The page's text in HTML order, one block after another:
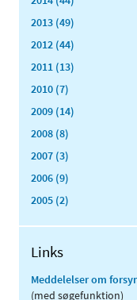
2013 (49)
2012 (44)
2011 (13)
2010 (7)
2009 (14)
2008 (8)
2007 (3)
2006 (9)
2005 (2)
Links
Meddelelser om
(med søgefunktion)